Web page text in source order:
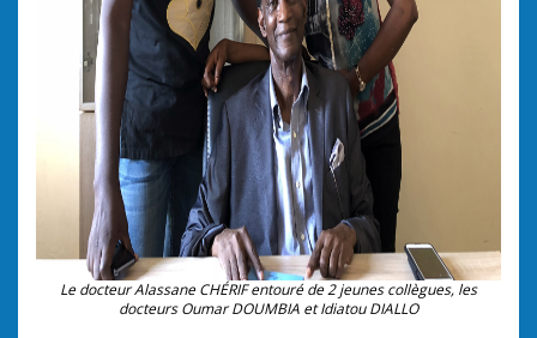
Le docteur Alassane CHÉRIF entouré de 2 jeunes collègues, les
docteurs Oumar DOUMBIA et Idiatou DIALLO